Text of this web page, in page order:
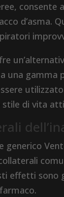
d’asma.
una
di vita
generico
effetti